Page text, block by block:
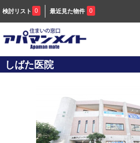
検討リスト 0 最近見た物件 0
しばた医院